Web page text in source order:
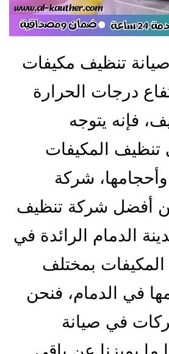
تنظيف مكيفات
درجات الحرارة
فإنه يتوجه
تنظيف المكيفات
وأحجامها، شركة
من أفضل شركة تنظيف
الدمام الرائدة في
بمختلف
في الدمام، فنحن
في صيانة